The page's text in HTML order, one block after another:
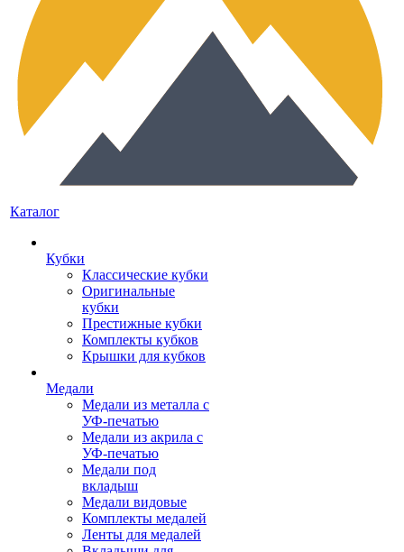
Каталог
Кубки
Классические кубки
Оригинальные
кубки
Престижные кубки
Комплекты кубков
Крышки для кубков
Медали
Медали из металла с
УФ-печатью
Медали из акрила с
УФ-печатью
Медали под
вкладыш
Медали видовые
Комплекты медалей
Ленты для медалей